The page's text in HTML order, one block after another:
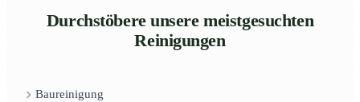
Durchstöbere unsere meistgesuchten
Reinigungen
Baureinigung